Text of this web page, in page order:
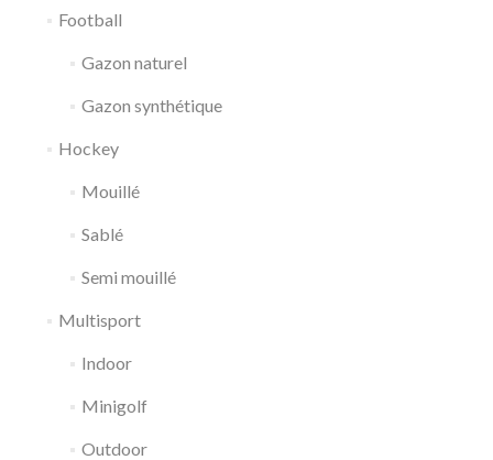
Football
Gazon naturel
Gazon synthétique
Hockey
Mouillé
Sablé
Semi mouillé
Multisport
Indoor
Minigolf
Outdoor